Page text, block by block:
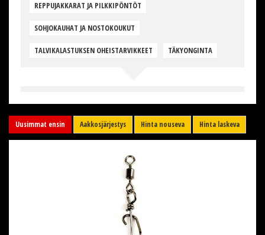
REPPUJAKKARAT JA PILKKIPÖNTÖT
SOHJOKAUHAT JA NOSTOKOUKUT
TALVIKALASTUKSEN OHEISTARVIKKEET TÄKYONGINTA
Uusimmat ensin Aakkosjärjestys Hinta nouseva Hinta laskeva